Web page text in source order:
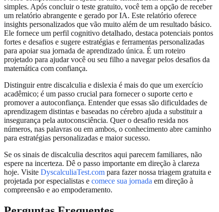
simples. Após concluir o teste gratuito, você tem a opção de receber
um relatório abrangente e gerado por IA. Este relatório oferece
insights personalizados que vão muito além de um resultado básico.
Ele fornece um perfil cognitivo detalhado, destaca potenciais pontos
fortes e desafios e sugere estratégias e ferramentas personalizadas
para apoiar sua jornada de aprendizado única. É um roteiro
projetado para ajudar você ou seu filho a navegar pelos desafios da
matemática com confiança.
Distinguir entre discalculia e dislexia é mais do que um exercício
acadêmico; é um passo crucial para fornecer o suporte certo e
promover a autoconfiança. Entender que essas são dificuldades de
aprendizagem distintas e baseadas no cérebro ajuda a substituir a
insegurança pela autoconsciência. Quer o desafio resida nos
números, nas palavras ou em ambos, o conhecimento abre caminho
para estratégias personalizadas e maior sucesso.
Se os sinais de discalculia descritos aqui parecem familiares, não
espere na incerteza. Dê o passo importante em direção à clareza
hoje. Visite DyscalculiaTest.com para fazer nossa triagem gratuita e
projetada por especialistas e comece sua jornada em direção à
compreensão e ao empoderamento.